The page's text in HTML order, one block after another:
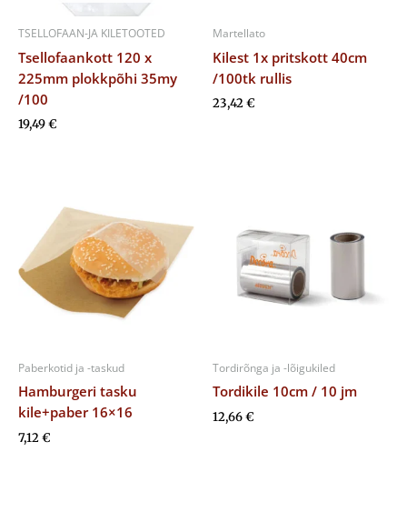
TSELLOFAAN-JA KILETOOTED
Tsellofaankott 120 x
225mm plokkpõhi 35my
/100
19,49€
Martellato
Kilest 1x pritskott 40cm
/100tk rullis
23,42€
Paberkotid ja -taskud
Hamburgeri tasku
kile+paber 16×16
7,12€
Tordirõnga ja -lõigukiled
Tordikile 10cm / 10 jm
12,66€